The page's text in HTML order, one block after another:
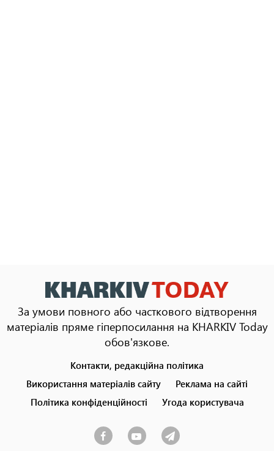
За умови повного або часткового відтворення
матеріалів пряме гіперпосилання на KHARKIV Today
обов'язкове.
menu
Контакти, редакційна політика
Використання матеріалів сайту
Реклама на сайті
Політика конфіденційності
Угода користувача